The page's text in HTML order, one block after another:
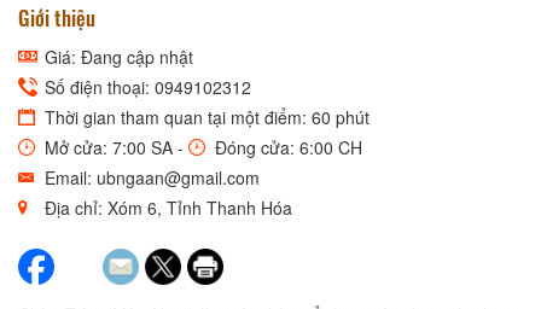
Giới thiệu
Giá: Đang cập nhật
Số điện thoại: 0949102312
Thời gian tham quan tại một điểm: 60 phút
Mở cửa: 7:00 SA -
Đóng cửa: 6:00 CH
Email: ubngaan@gmail.com
Địa chỉ: Xóm 6, Tỉnh Thanh Hóa